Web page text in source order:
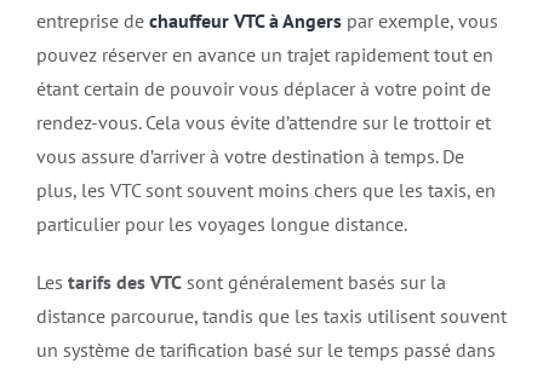
entreprise de chauffeur VTC à Angers par exemple, vous
pouvez réserver en avance un trajet rapidement tout en
étant certain de pouvoir vous déplacer à votre point de
rendez-vous. Cela vous évite d’attendre sur le trottoir et
vous assure d’arriver à votre destination à temps. De
plus, les VTC sont souvent moins chers que les taxis, en
particulier pour les voyages longue distance.
Les tarifs des VTC sont généralement basés sur la
distance parcourue, tandis que les taxis utilisent souvent
un système de tarification basé sur le temps passé dans